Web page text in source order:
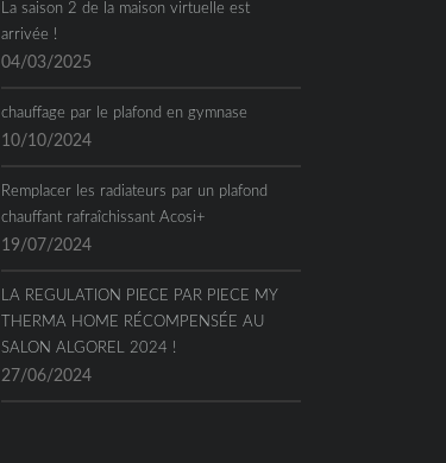
La saison 2 de la maison virtuelle est
arrivée !
04/03/2025
chauffage par le plafond en gymnase
10/10/2024
Remplacer les radiateurs par un plafond
chauffant rafraîchissant Acosi+
19/07/2024
LA REGULATION PIECE PAR PIECE MY
THERMA HOME RÉCOMPENSÉE AU
SALON ALGOREL 2024 !
27/06/2024